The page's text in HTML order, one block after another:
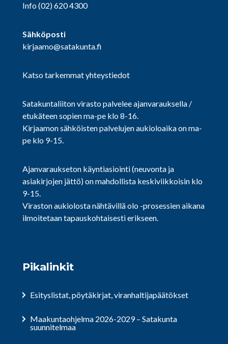
Info(02) 620 4300
Sähköposti
kirjaamo@satakunta.fi
Katso tarkemmat yhteystiedot
Satakuntaliiton virasto palvelee ajanvarauksella /
etukäteen sopien ma-pe klo 8-16.
Kirjaamon sähköisten palvelujen aukioloaika on ma-
pe klo 9-15.
Ajanvaraukseton käyntiasiointi (neuvonta ja
asiakirjojen jättö) on mahdollista keskiviikkoisin klo
9-15.
Viraston aukiolosta nähtävillä olo -prosessien aikana
ilmoitetaan tapauskohtaisesti erikseen.
Pikalinkit
Esityslistat, pöytäkirjat, viranhaltijapäätökset
Maakuntaohjelma 2026-2029 – Satakunta
suunnitelmaa